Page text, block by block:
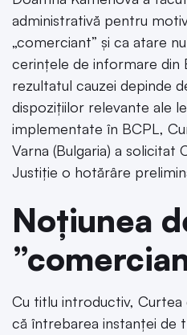
administrativă pentru
„comerciant” și ca atare
cerințele de informare din
rezultatul cauzei depinde
dispozițiilor relevante ale
implementate în BCPL,
Varna (Bulgaria) a solicitat
Justiție o hotărâre
Noțiunea
Cu titlu introductiv,
că întrebarea instanței de